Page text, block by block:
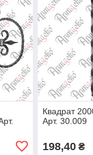
Квадрат
Арт. 30.009
198,40₴